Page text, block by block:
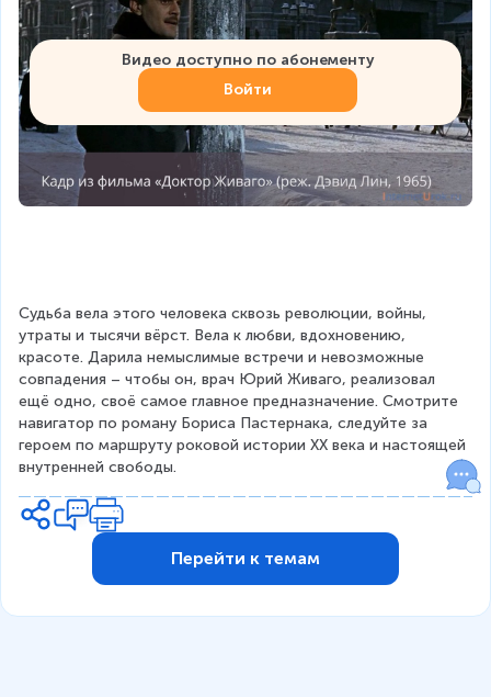
Видео доступно по абонементу
Войти
Судьба вела этого человека сквозь революции, войны,
утраты и тысячи вёрст. Вела к любви, вдохновению,
красоте. Дарила немыслимые встречи и невозможные
совпадения – чтобы он, врач Юрий Живаго, реализовал
ещё одно, своё самое главное предназначение. Смотрите
навигатор по роману Бориса Пастернака, следуйте за
героем по маршруту роковой истории ХХ века и настоящей
внутренней свободы.
Перейти к темам